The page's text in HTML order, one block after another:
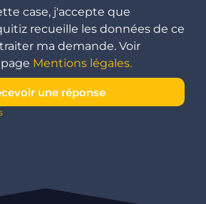
case, j'accepte que
recueille les données de ce
ma demande. Voir
Mentions légales.
une réponse